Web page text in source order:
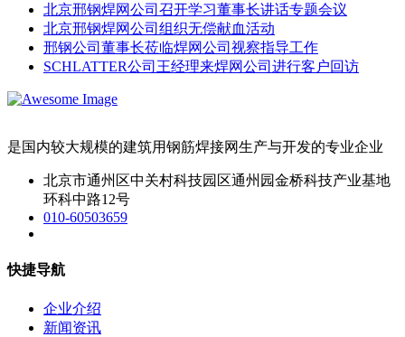
北京邢钢焊网公司召开学习董事长讲话专题会议
北京邢钢焊网公司组织无偿献血活动
邢钢公司董事长莅临焊网公司视察指导工作
SCHLATTER公司王经理来焊网公司进行客户回访
是国内较大规模的建筑用钢筋焊接网生产与开发的专业企业
北京市通州区中关村科技园区通州园金桥科技产业基地
环科中路12号
010-60503659
快捷导航
企业介绍
新闻资讯